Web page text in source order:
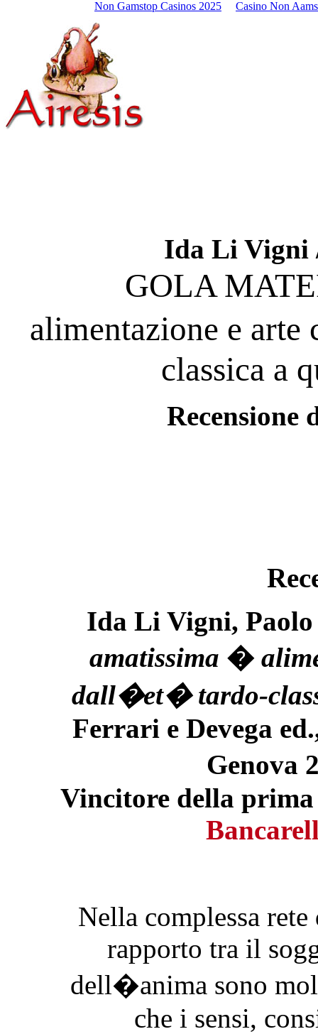
Non Gamstop Casinos 2025 Casino Non Aams
Ida Li Vigni
GOLA
alimentazione e
classica a
Recensione
Ida Li Vigni,
amatissima �
dall�et� tardo-
Ferrari e Devega
Genova
Vincitore della
Nella complessa
rapporto tra il
dell�anima sono
che i sensi,